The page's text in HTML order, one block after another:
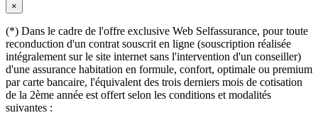
×
(*) Dans le cadre de l'offre exclusive Web Selfassurance, pour toute
reconduction d'un contrat souscrit en ligne (souscription réalisée
intégralement sur le site internet sans l'intervention d'un conseiller)
d'une assurance habitation en formule, confort, optimale ou premium
par carte bancaire, l'équivalent des trois derniers mois de cotisation
de la 2ème année est offert selon les conditions et modalités
suivantes :